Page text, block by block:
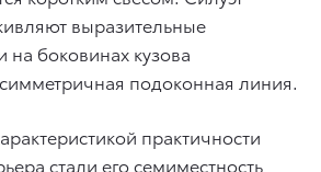
выразительные
боковинах кузова
подоконная линия.
практичности
стали его семиместность